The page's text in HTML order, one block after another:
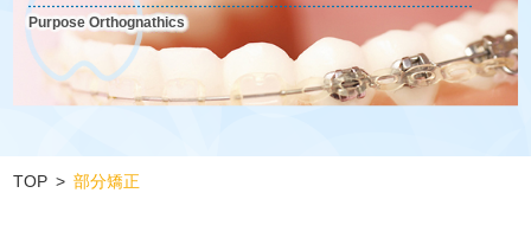
Purpose Orthognathics
TOP 部分矯正